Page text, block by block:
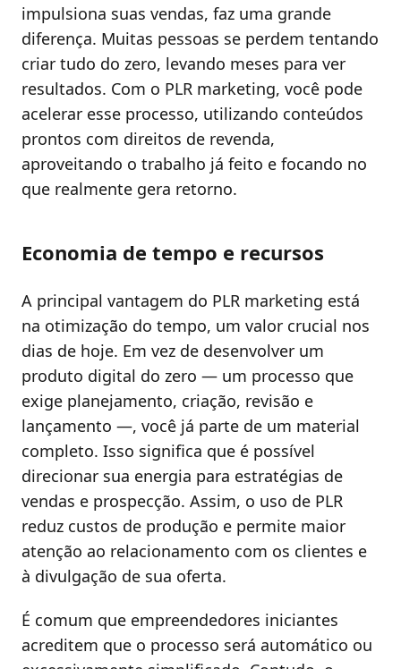
impulsiona suas vendas, faz uma grande
diferença. Muitas pessoas se perdem tentando
criar tudo do zero, levando meses para ver
resultados. Com o PLR marketing, você pode
acelerar esse processo, utilizando conteúdos
prontos com direitos de revenda,
aproveitando o trabalho já feito e focando no
que realmente gera retorno.
Economia de tempo e recursos
A principal vantagem do PLR marketing está
na otimização do tempo, um valor crucial nos
dias de hoje. Em vez de desenvolver um
produto digital do zero — um processo que
exige planejamento, criação, revisão e
lançamento —, você já parte de um material
completo. Isso significa que é possível
direcionar sua energia para estratégias de
vendas e prospecção. Assim, o uso de PLR
reduz custos de produção e permite maior
atenção ao relacionamento com os clientes e
à divulgação de sua oferta.
É comum que empreendedores iniciantes
acreditem que o processo será automático ou